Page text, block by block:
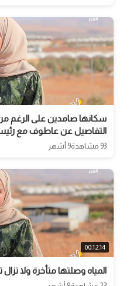
سكانها صامدين على الرغم من
التفاصيل عن عاطوف مع
93 مشاهدة 9 أشهر
00:12:14
المياه وصلتها متأخرة ولا